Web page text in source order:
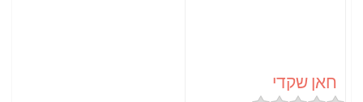
חאן שקדי